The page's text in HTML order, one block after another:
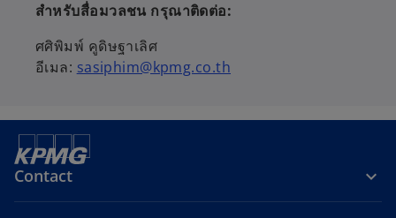
สำหรับสื่อมวลชน กรุณาติดต่อ:
ศศิพิมพ์ คูดิษฐาเลิศ
อีเมล: sasiphim@kpmg.co.th
Contact